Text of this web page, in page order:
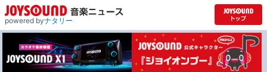
powered byナタリー